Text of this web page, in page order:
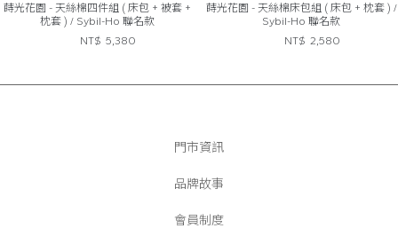
蒔光花園 - 天絲棉四件組 ( 床包 + 被套 +
枕套 ) / Sybil-Ho 聯名款
NT$ 5,380
蒔光花園 - 天絲棉床包組 ( 床包 + 枕套 ) /
Sybil-Ho 聯名款
NT$ 2,580
門市資訊
品牌故事
會員制度